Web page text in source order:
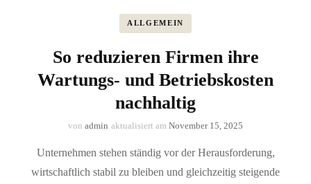
ALLGEMEIN
So reduzieren Firmen ihre
Wartungs- und Betriebskosten
nachhaltig
von admin aktualisiert am November 15, 2025
Unternehmen stehen ständig vor der Herausforderung,
wirtschaftlich stabil zu bleiben und gleichzeitig steigende